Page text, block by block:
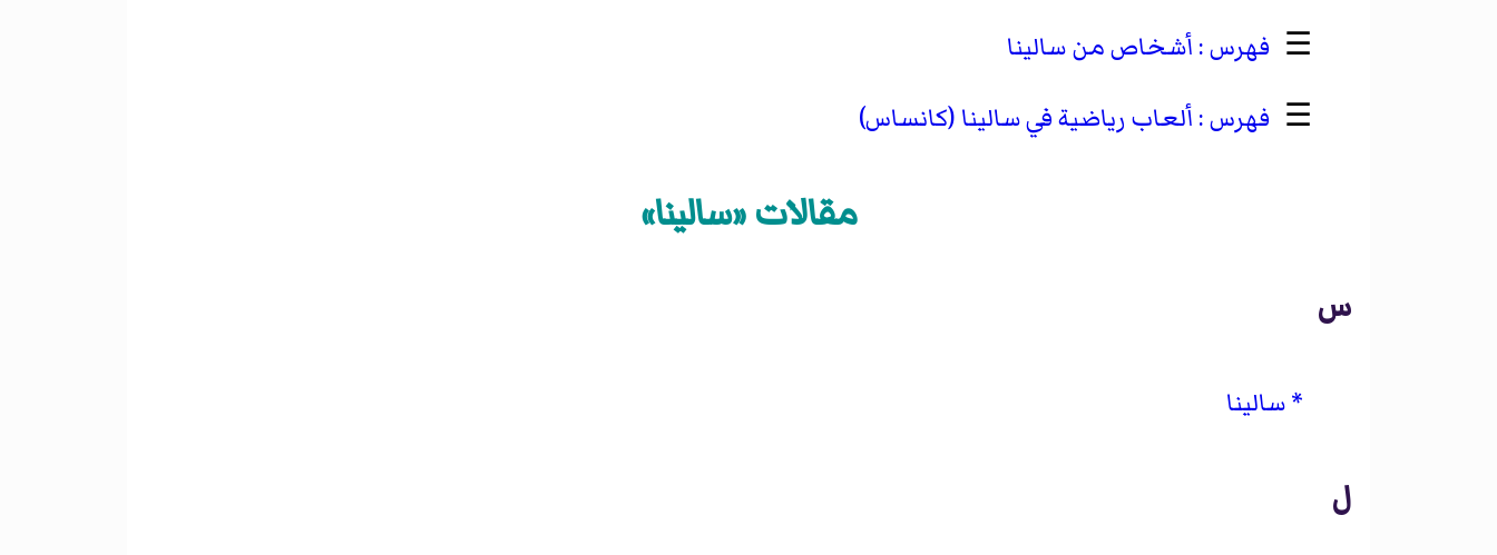
☰
أشخاص من سالينا
☰
ألعاب رياضية في سالينا (كانساس)
مقالات «سالينا»
س
سالينا
ل